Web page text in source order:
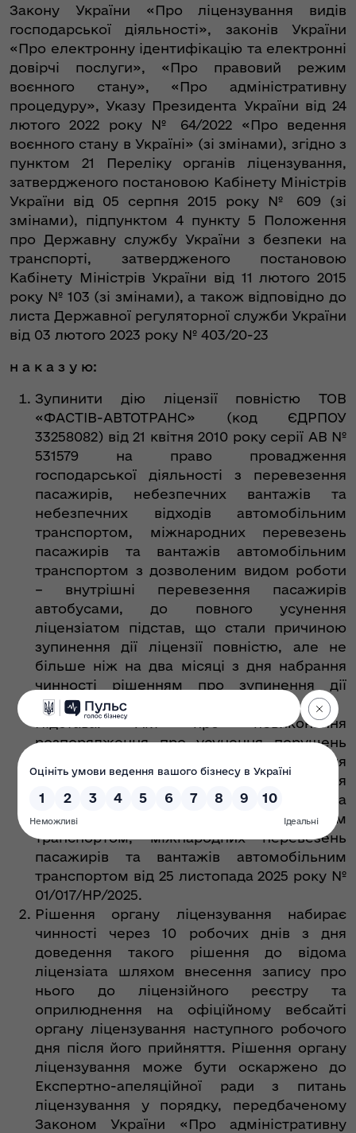
Закону України «Про ліцензування видів
господарської діяльності», законів України
«Про електронну ідентифікацію та електронні
довірчі послуги», «Про правовий режим
воєнного стану», «Про адміністративну
процедуру», Указу Президента України від 24
лютого 2022 року № 64/2022 «Про ведення
воєнного стану в Україні» (зі змінами), згідно з
пунктом 21 Переліку органів ліцензування,
затвердженого постановою Кабінету Міністрів
України від 05 серпня 2015 року № 609 (зі
змінами), підпунктом 4 пункту 5 Положення
про Державну службу України з безпеки на
транспорті, затвердженого постановою
Кабінету Міністрів України від 11 лютого 2015
року № 103 (зі змінами), а також відповідно до
листа Державної регуляторної служби України
від 03 лютого 2023 року № 403/20-23
н а к а з у ю:
Зупинити дію ліцензії повністю ТОВ
«ФАСТІВ-АВТОТРАНС» (код ЄДРПОУ
33258082) від 21 квітня 2010 року серії АВ №
531579 на право провадження
господарської діяльності з перевезення
пасажирів, небезпечних вантажів та
небезпечних відходів автомобільним
транспортом, міжнародних перевезень
пасажирів та вантажів автомобільним
транспортом з дозволеним видом роботи
– внутрішні перевезення пасажирів
автобусами, до повного усунення
ліцензіатом підстав, що стали причиною
зупинення дії ліцензії повністю, але не
більше ніж на два місяці з дня набрання
чинності рішенням про зупинення дії
ліцензії повністю.
Підстава: Акт про невиконання
розпорядження про усунення порушень
Ліцензійних умов у сфері провадження
господарської діяльності з перевезення
пасажирів, небезпечних вантажів та
небезпечних відходів автомобільним
транспортом, міжнародних перевезень
пасажирів та вантажів автомобільним
транспортом від 25 листопада 2025 року №
01/017/НР/2025.
Рішення органу ліцензування набирає
чинності через 10 робочих днів з дня
доведення такого рішення до відома
ліцензіата шляхом внесення запису про
нього до ліцензійного реєстру та
оприлюднення на офіційному вебсайті
органу ліцензування наступного робочого
дня після його прийняття. Рішення органу
ліцензування може бути оскаржено до
Експертно-апеляційної ради з питань
ліцензування у порядку, передбаченому
Законом України «Про адміністративну